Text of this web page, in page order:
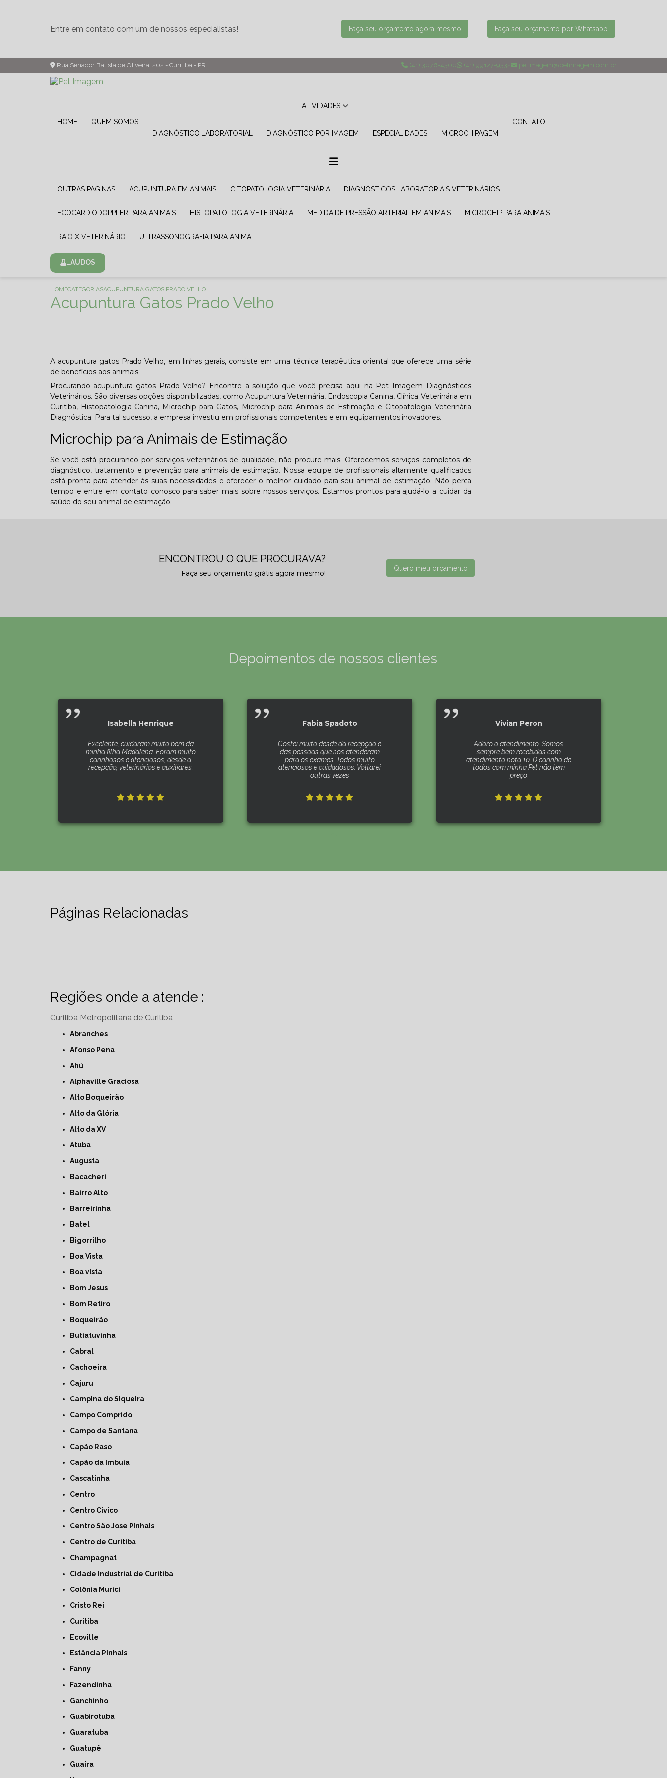
Entre em contato com um de nossos especialistas! Faça seu orçamento agora mesmo Faça seu orçamento por Whatsapp
Rua Senador Batista de Oliveira, 202 - Curitiba - PR (41) 3076-4300 (41) 99127-9332 petimagem@petimagem.com.br
HOME QUEM SOMOS
ATIVIDADES
DIAGNÓSTICO LABORATORIAL DIAGNÓSTICO POR IMAGEM ESPECIALIDADES MICROCHIPAGEM
CONTATO
OUTRAS PAGINAS ACUPUNTURA EM ANIMAIS CITOPATOLOGIA VETERINÁRIA DIAGNÓSTICOS LABORATORIAIS VETERINÁRIOS
ECOCARDIODOPPLER PARA ANIMAIS HISTOPATOLOGIA VETERINÁRIA MEDIDA DE PRESSÃO ARTERIAL EM ANIMAIS MICROCHIP PARA ANIMAIS
RAIO X VETERINÁRIO ULTRASSONOGRAFIA PARA ANIMAL
LAUDOS
HOMECATEGORIASACUPUNTURA GATOS PRADO VELHO
Acupuntura Gatos Prado Velho
A acupuntura gatos Prado Velho, em linhas gerais, consiste em uma técnica terapêutica oriental que oferece uma série
de benefícios aos animais.
Procurando acupuntura gatos Prado Velho? Encontre a solução que você precisa aqui na Pet Imagem Diagnósticos
Veterinários. São diversas opções disponibilizadas, como Acupuntura Veterinária, Endoscopia Canina, Clínica Veterinária em
Curitiba, Histopatologia Canina, Microchip para Gatos, Microchip para Animais de Estimação e Citopatologia Veterinária
Diagnóstica. Para tal sucesso, a empresa investiu em profissionais competentes e em equipamentos inovadores.
Microchip para Animais de Estimação
Se você está procurando por serviços veterinários de qualidade, não procure mais. Oferecemos serviços completos de
diagnóstico, tratamento e prevenção para animais de estimação. Nossa equipe de profissionais altamente qualificados
está pronta para atender às suas necessidades e oferecer o melhor cuidado para seu animal de estimação. Não perca
tempo e entre em contato conosco para saber mais sobre nossos serviços. Estamos prontos para ajudá-lo a cuidar da
saúde do seu animal de estimação.
ENCONTROU O QUE PROCURAVA?
Faça seu orçamento grátis agora mesmo!
Quero meu orçamento
Depoimentos de nossos clientes
Isabella Henrique
Excelente, cuidaram muito bem da
minha filha Madalena. Foram muito
carinhosos e atenciosos, desde a
recepção, veterinários e auxiliares.
Fabia Spadoto
Gostei muito desde da recepção e
das pessoas que nos atenderam
para os exames. Todos muito
atenciosos e cuidadosos. Voltarei
outras vezes
Vivian Peron
Adoro o atendimento .Somos
sempre bem recebidas com
atendimento nota 10. O carinho de
todos com minha Pet não tem
preço.
Páginas Relacionadas
Regiões onde a atende :
Curitiba Metropolitana de Curitiba
Abranches
Afonso Pena
Ahú
Alphaville Graciosa
Alto Boqueirão
Alto da Glória
Alto da XV
Atuba
Augusta
Bacacheri
Bairro Alto
Barreirinha
Batel
Bigorrilho
Boa Vista
Boa vista
Bom Jesus
Bom Retiro
Boqueirão
Butiatuvinha
Cabral
Cachoeira
Cajuru
Campina do Siqueira
Campo Comprido
Campo de Santana
Capão Raso
Capão da Imbuia
Cascatinha
Centro
Centro Cívico
Centro São Jose Pinhais
Centro de Curitiba
Champagnat
Cidade Industrial de Curitiba
Colônia Murici
Cristo Rei
Curitiba
Ecoville
Estância Pinhais
Fanny
Fazendinha
Ganchinho
Guabirotuba
Guaratuba
Guatupê
Guaíra